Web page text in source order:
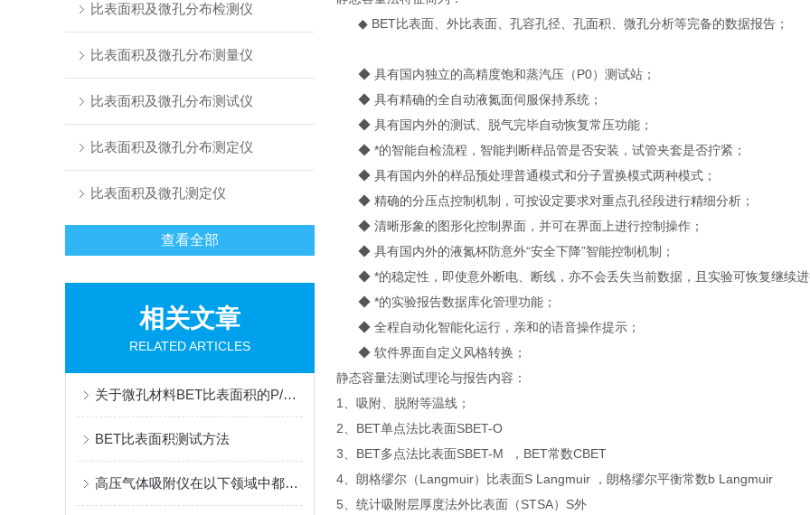
比表面积及微孔分布检测仪
比表面积及微孔分布测量仪
比表面积及微孔分布测试仪
比表面积及微孔分布测定仪
比表面积及微孔测定仪
查看全部
相关文章
RELATED ARTICLES
关于微孔材料BET比表面积的P/P0的取点范围
BET比表面积测试方法
高压气体吸附仪在以下领域中都有着怎样的作用呢？
◆ BET比表面、外比表面、孔容孔径、孔面积、微孔分析等完备的数据报告；
◆ 具有国内独立的高精度饱和蒸汽压（P0）测试站；
◆ 具有精确的全自动液氮面伺服保持系统；
◆ 具有国内外的测试、脱气完毕自动恢复常压功能；
◆ *的智能自检流程，智能判断样品管是否安装，试管夹套是否拧紧；
◆ 具有国内外的样品预处理普通模式和分子置换模式两种模式；
◆ 精确的分压点控制机制，可按设定要求对重点孔径段进行精细分析；
◆ 清晰形象的图形化控制界面，并可在界面上进行控制操作；
◆ 具有国内外的液氮杯防意外“安全下降”智能控制机制；
◆ *的稳定性，即使意外断电、断线，亦不会丢失当前数据，且实验可恢复继续进
◆ *的实验报告数据库化管理功能；
◆ 全程自动化智能化运行，亲和的语音操作提示；
◆ 软件界面自定义风格转换；
静态容量法测试理论与报告内容：
1、吸附、脱附等温线；
2、BET单点法比表面SBET-O
3、BET多点法比表面SBET-M ，BET常数CBET
4、朗格缪尔（Langmuir）比表面S Langmuir ，朗格缪尔平衡常数b Langmuir
5、统计吸附层厚度法外比表面（STSA）S外